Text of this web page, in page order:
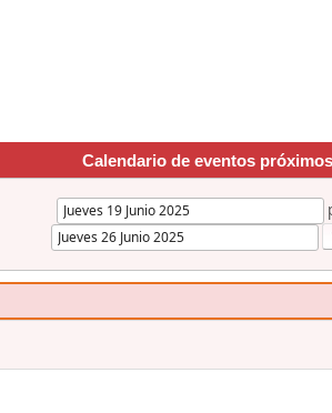
Calendario de eventos próximos